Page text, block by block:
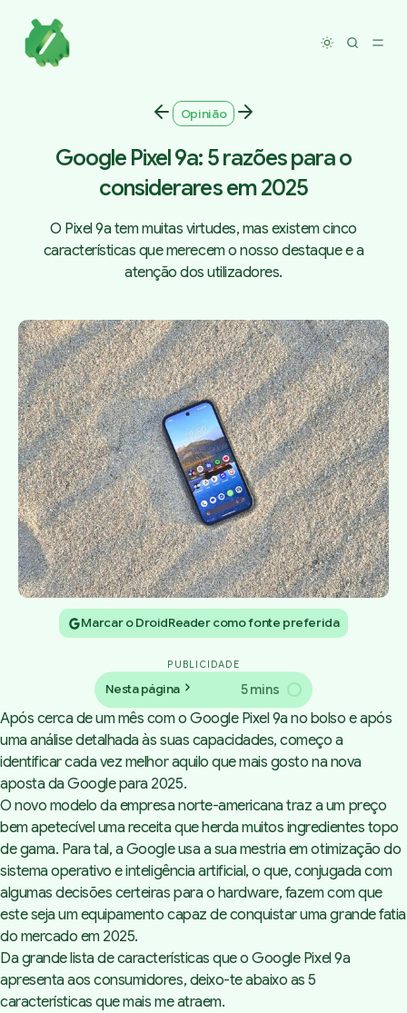
Toggle
Opinião
Google Pixel 9a: 5 razões para o
considerares em 2025
O Pixel 9a tem muitas virtudes, mas existem cinco
características que merecem o nosso destaque e a
atenção dos utilizadores.
Marcar o DroidReader como fonte preferida
PUBLICIDADE
Nesta página 5 mins
Após cerca de um mês com o Google Pixel 9a no bolso e após
umaanálise detalhada às suas capacidades, começo a
identificar cada vez melhor aquilo que mais gosto na nova
aposta da Google para 2025.
O novo modelo da empresa norte-americana traz a um preço
bem apetecível uma receita que herda muitos ingredientes topo
de gama. Para tal, a Google usa a sua mestria em otimização do
sistema operativo e inteligência artificial, o que, conjugada com
algumas decisões certeiras para o hardware, fazem com que
este seja um equipamento capaz de conquistar uma grande fatia
do mercado em 2025.
Da grande lista de características que o Google Pixel 9a
apresenta aos consumidores, deixo-te abaixo as 5
características que mais me atraem.